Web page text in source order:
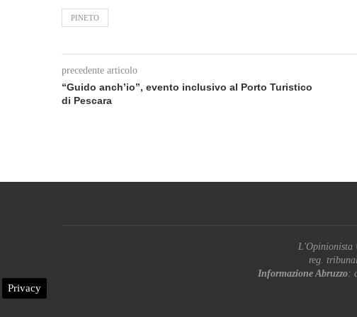
PINETO
precedente articolo
“Guido anch’io”, evento inclusivo al Porto Turistico
di Pescara
L'Opinionista
reg.
Informazione Abruzzo:
Privacy